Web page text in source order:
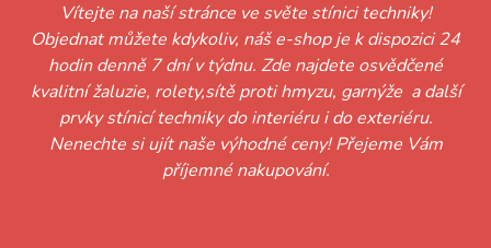
Vítejte na naší stránce ve světe stínici techniky!
Objednat můžete kdykoliv, náš e-shop je k dispozici 24
hodin denně 7 dní v týdnu. Zde najdete osvědčené
kvalitní žaluzie, rolety,sítě proti hmyzu, garnýže a další
prvky stínicí techniky do interiéru i do exteriéru.
Nenechte si ujít naše výhodné ceny! Přejeme Vám
příjemné nakupování.